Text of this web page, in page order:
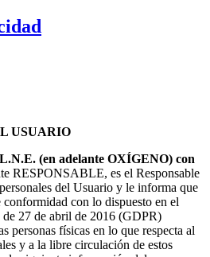
USUARIO
(en adelante OXÍGENO) con
RESPONSABLE, es el Responsable
del Usuario y le informa que
conformidad con lo dispuesto en el
27 de abril de 2016 (GDPR)
personas físicas en lo que respecta al
y a la libre circulación de estos